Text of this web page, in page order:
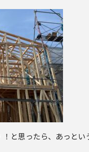
と思ったら、あっとい